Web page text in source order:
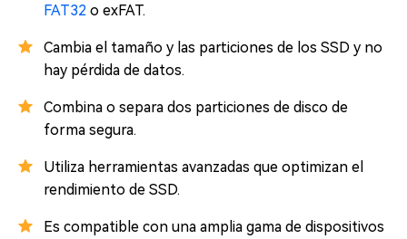
FAT32 o exFAT.
Cambia el tamaño y las particiones de los SSD y no
hay pérdida de datos.
Combina o separa dos particiones de disco de
forma segura.
Utiliza herramientas avanzadas que optimizan el
rendimiento de SSD.
Es compatible con una amplia gama de dispositivos